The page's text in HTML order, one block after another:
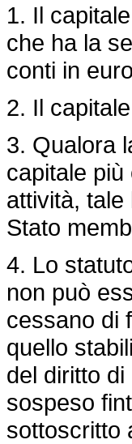
1. Il
che ha la
conti in
2. Il
3. Qualora
capitale
attività,
Stato
4. Lo
non può
cessano di
quello
del diritto
sospeso
sottoscritto